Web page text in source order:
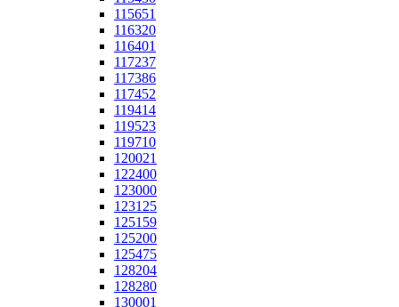
115651
116320
116401
117237
117386
117452
119414
119523
119710
120021
122400
123000
123125
125159
125200
125475
128204
128280
130001